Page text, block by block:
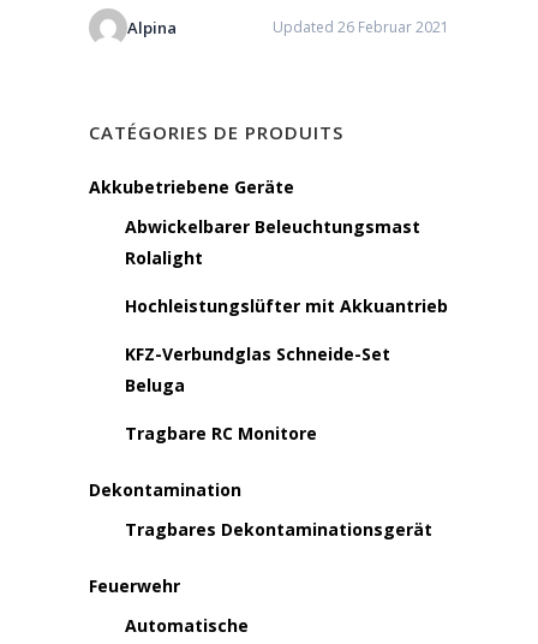
Alpina Updated 26 Februar 2021
CATÉGORIES DE PRODUITS
Akkubetriebene Geräte
Abwickelbarer Beleuchtungsmast
Rolalight
Hochleistungslüfter mit Akkuantrieb
KFZ-Verbundglas Schneide-Set
Beluga
Tragbare RC Monitore
Dekontamination
Tragbares Dekontaminationsgerät
Feuerwehr
Automatische